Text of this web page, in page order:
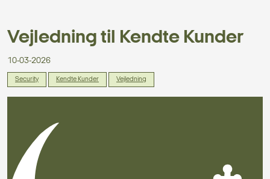
Vejledning til Kendte Kunder
10-03-2026
Security Kendte Kunder Vejledning